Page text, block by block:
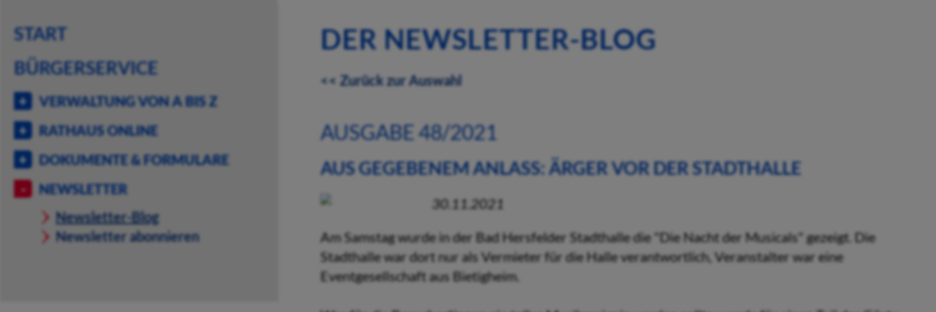
START
BÜRGERSERVICE
VERWALTUNG VON A BIS Z
RATHAUS ONLINE
DOKUMENTE & FORMULARE
NEWSLETTER
Newsletter-Blog
Newsletter abonnieren
DER NEWSLETTER-BLOG
<< Zurück zur Auswahl
AUSGABE 48/2021
AUS GEGEBENEM ANLASS: ÄRGER VOR DER STADTHALLE
30.11.2021
Am Samstag wurde in der Bad Hersfelder Stadthalle die "Die Nacht der Musicals" gezeigt. Die
Stadthalle war dort nur als Vermieter für die Halle verantwortlich, Veranstalter war eine
Eventgesellschaft aus Bietigheim.